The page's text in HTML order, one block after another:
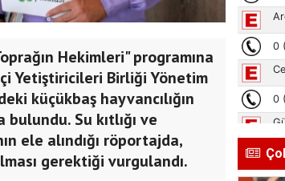
Hekimleri" programına
Yetiştiricileri Birliği Yönetim
küçükbaş hayvancılığın
Su kıtlığı ve
ele alındığı röportajda,
gerektiği vurgulandı.